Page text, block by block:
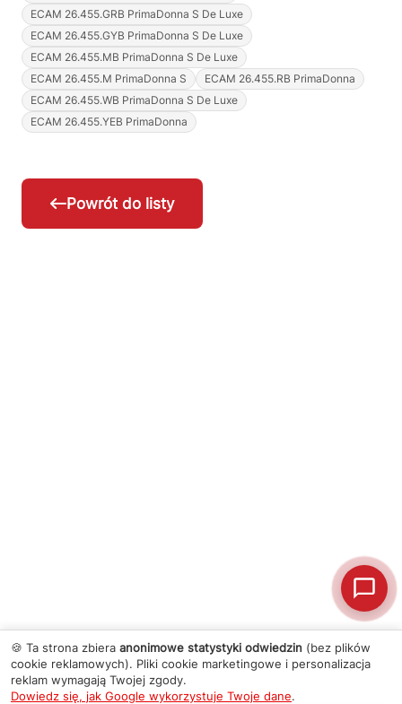
ECAM 26.455.GRB PrimaDonna S De Luxe
ECAM 26.455.GYB PrimaDonna S De Luxe
ECAM 26.455.MB PrimaDonna S De Luxe
ECAM 26.455.M PrimaDonna S
ECAM 26.455.RB PrimaDonna
ECAM 26.455.WB PrimaDonna S De Luxe
ECAM 26.455.YEB PrimaDonna
Powrót do listy
🍪 Ta strona zbiera anonimowe statystyki odwiedzin (bez plików
cookie reklamowych). Pliki cookie marketingowe i personalizacja
reklam wymagają Twojej zgody.
Dowiedz się, jak Google wykorzystuje Twoje dane.